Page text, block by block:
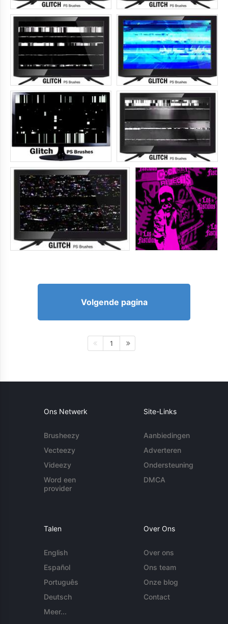
Volgende pagina
1
Ons Netwerk
Brusheezy
Vecteezy
Videezy
Word een
provider
Site-Links
Aanbiedingen
Adverteren
Ondersteuning
DMCA
Talen
English
Español
Português
Deutsch
Meer...
Over Ons
Over ons
Ons team
Onze blog
Contact